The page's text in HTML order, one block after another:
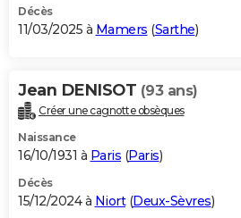
Décès
11/03/2025 à Mamers (Sarthe)
Jean DENISOT (93 ans)
Créer une cagnotte obsèques
Naissance
16/10/1931 à Paris (Paris)
Décès
15/12/2024 à Niort(Deux-Sèvres)